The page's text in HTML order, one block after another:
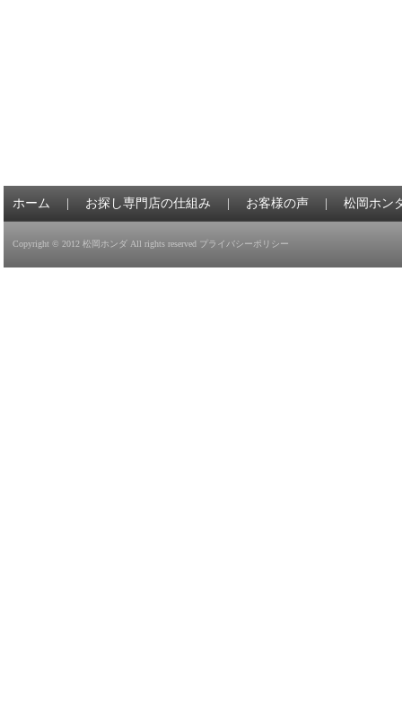
ホーム お探し専門店の仕組み お客様の声 松岡ホン
Copyright © 2012 松岡ホンダ All rights reserved プライバシーポリシー